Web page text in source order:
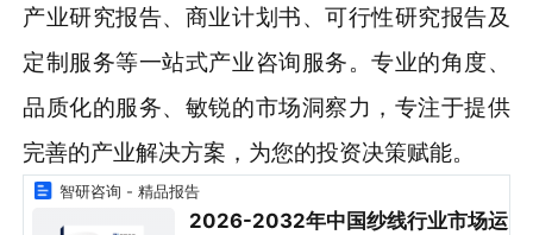
产业研究报告、商业计划书、可行性研究报告及
定制服务等一站式产业咨询服务。专业的角度、
品质化的服务、敏锐的市场洞察力，专注于提供
完善的产业解决方案，为您的投资决策赋能。
智研咨询 - 精品报告
2026-2032年中国纱线行业市场运